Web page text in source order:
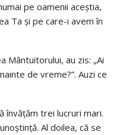
pe oamenii aceştia,
Ta şi pe care-i avem în
Mântuitorului, au zis: „Ai
de vreme?”. Auzi ce
învăţăm trei lucruri mari.
Al doilea, că se